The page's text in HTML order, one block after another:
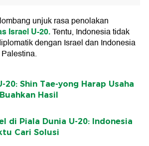
unjuk rasa penolakan
Israel U-20.Tentu, Indonesia tidak
dengan Israel dan Indonesia
20: Shin Tae-yong Harap Usaha
Hasil
di Piala Dunia U-20: Indonesia
Cari Solusi